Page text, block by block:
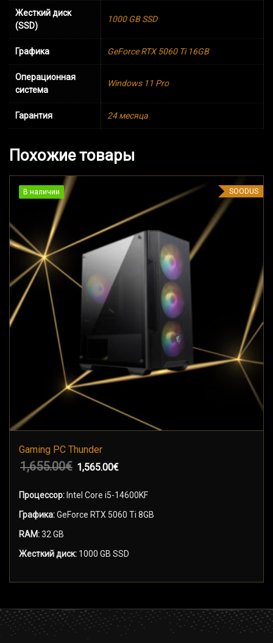
Жесткий диск
(SSD)
1000 GB SSD
Графика GeForce RTX 5060 Ti 16GB
Операционная
система
Windows 11 Pro
Гарантия 24 месяца
Похожие товары
SOODUS
В наличии
В наличии
Gaming PC Thunder
1,655.00€ 1,565.00€
Процессор: Intel Core i5-14600KF
Графика:GeForce RTX 5060 Ti 8GB
RAM:32 GB
Жесткий диск: 1000 GB SSD